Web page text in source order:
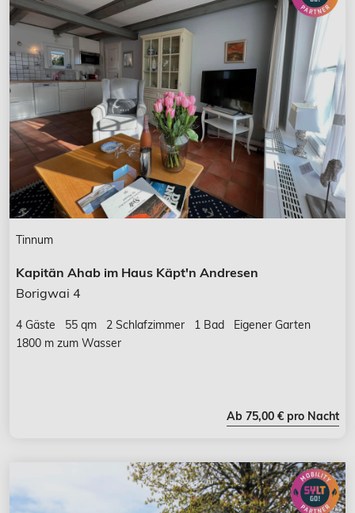
Tinnum
Kapitän Ahab im Haus Käpt'n Andresen
Borigwai 4
4 Gäste 55 qm 2 Schlafzimmer 1 Bad
Eigener Garten
1800 m zum Wasser
Ab 75,00 € pro Nacht